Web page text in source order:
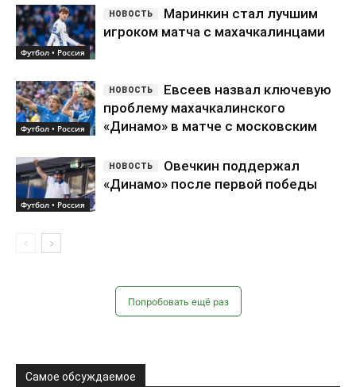
Футбол • Россия
Овечкин поддержал
«Динамо» после первой победы